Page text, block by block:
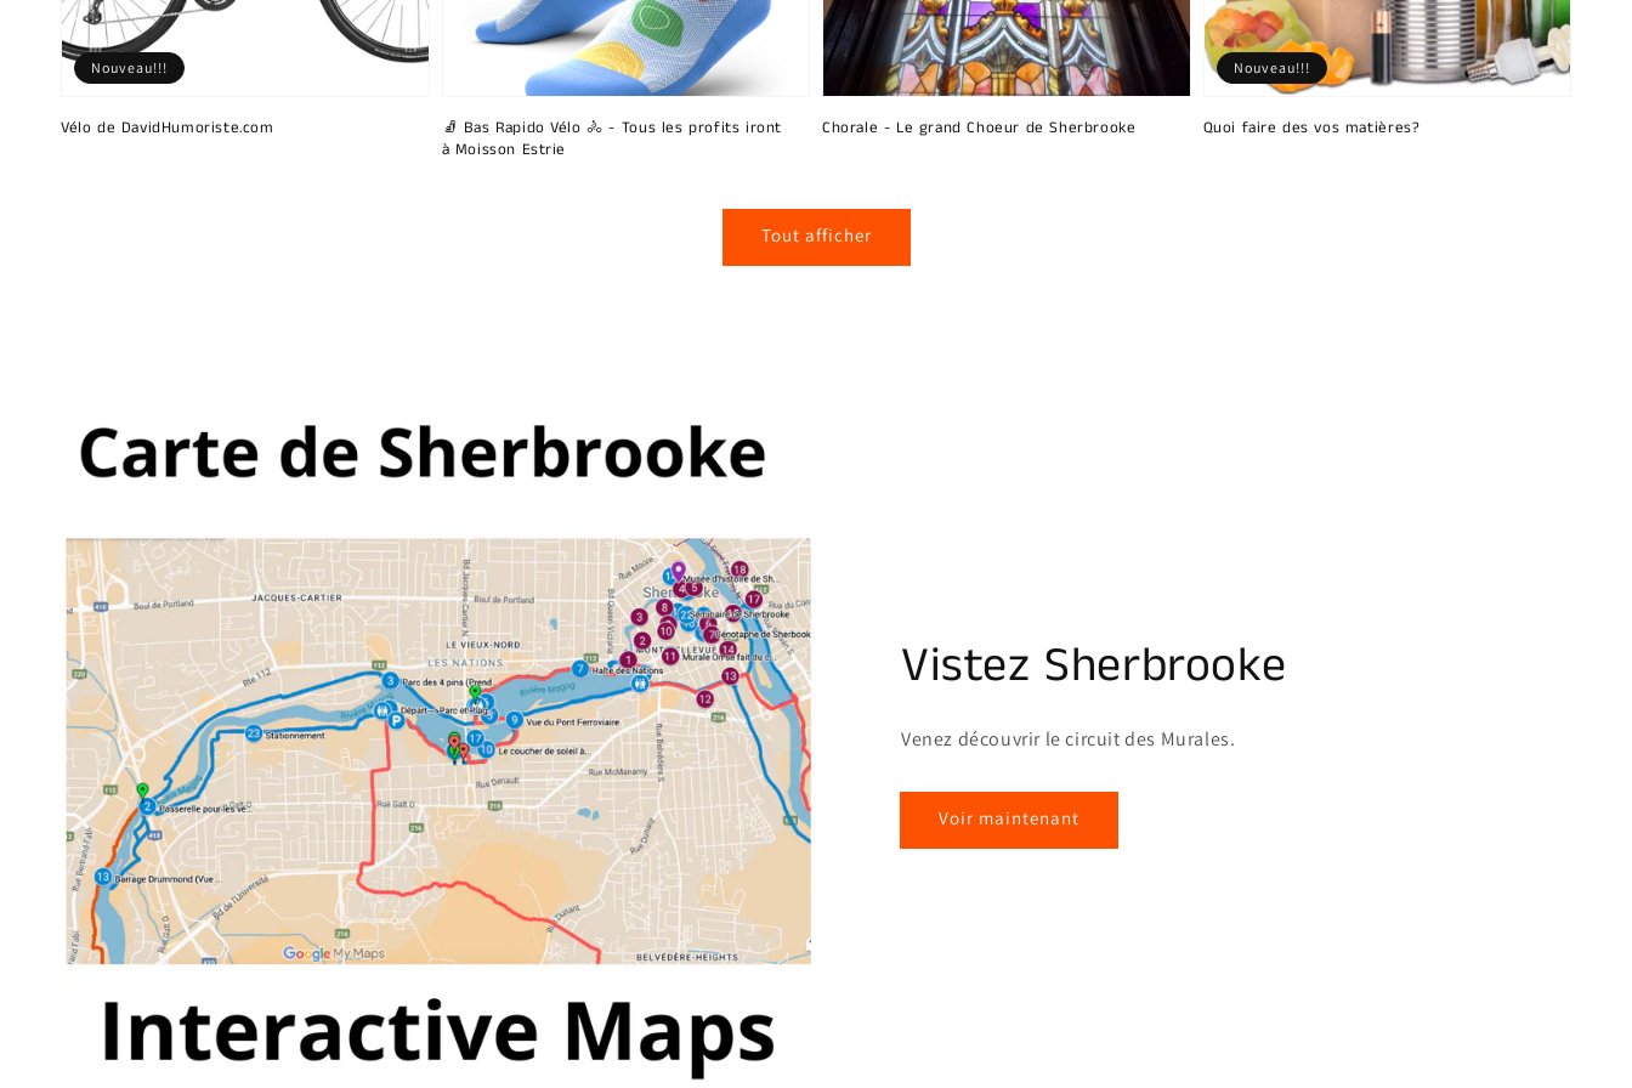
Vélo de DavidHumoriste.com
Nouveau!!!
🧦 Bas Rapido Vélo 🚴 - Tous les profits iront
à Moisson Estrie
Chorale - Le grand Choeur de Sherbrooke Quoi faire des vos matières?
Nouveau!!!
Tout afficher
Vistez Sherbrooke
Venez découvrir le circuit des Murales.
Voir maintenant